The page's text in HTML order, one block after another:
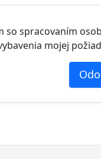
so spracovaním
mojej